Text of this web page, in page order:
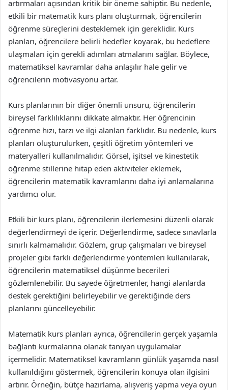
artırmaları açısından kritik bir öneme sahiptir. Bu nedenle,
etkili bir matematik kurs planı oluşturmak, öğrencilerin
öğrenme süreçlerini desteklemek için gereklidir. Kurs
planları, öğrencilere belirli hedefler koyarak, bu hedeflere
ulaşmaları için gerekli adımları atmalarını sağlar. Böylece,
matematiksel kavramlar daha anlaşılır hale gelir ve
öğrencilerin motivasyonu artar.
Kurs planlarının bir diğer önemli unsuru, öğrencilerin
bireysel farklılıklarını dikkate almaktır. Her öğrencinin
öğrenme hızı, tarzı ve ilgi alanları farklıdır. Bu nedenle, kurs
planları oluşturulurken, çeşitli öğretim yöntemleri ve
materyalleri kullanılmalıdır. Görsel, işitsel ve kinestetik
öğrenme stillerine hitap eden aktiviteler eklemek,
öğrencilerin matematik kavramlarını daha iyi anlamalarına
yardımcı olur.
Etkili bir kurs planı, öğrencilerin ilerlemesini düzenli olarak
değerlendirmeyi de içerir. Değerlendirme, sadece sınavlarla
sınırlı kalmamalıdır. Gözlem, grup çalışmaları ve bireysel
projeler gibi farklı değerlendirme yöntemleri kullanılarak,
öğrencilerin matematiksel düşünme becerileri
gözlemlenebilir. Bu sayede öğretmenler, hangi alanlarda
destek gerektiğini belirleyebilir ve gerektiğinde ders
planlarını güncelleyebilir.
Matematik kurs planları ayrıca, öğrencilerin gerçek yaşamla
bağlantı kurmalarına olanak tanıyan uygulamalar
içermelidir. Matematiksel kavramların günlük yaşamda nasıl
kullanıldığını göstermek, öğrencilerin konuya olan ilgisini
artırır. Örneğin, bütçe hazırlama, alışveriş yapma veya oyun